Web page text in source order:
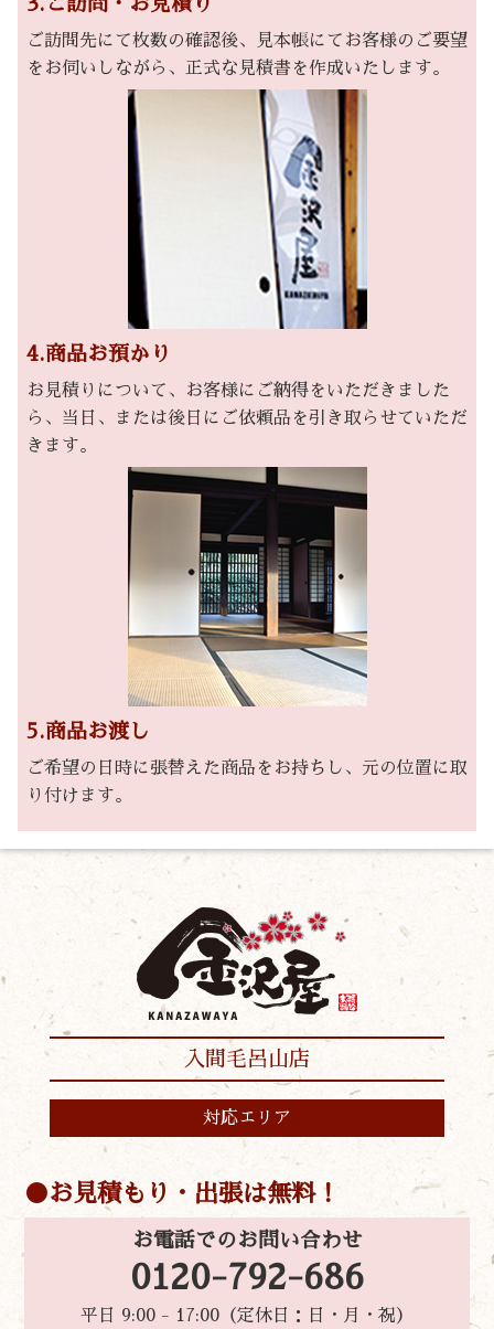
ご訪問先にて枚数の確認後、見本帳にてお客様のご要望
をお伺いしながら、正式な見積書を作成いたします。
4.商品お預かり
お見積りについて、お客様にご納得をいただきました
ら、当日、または後日にご依頼品を引き取らせていただ
きます。
5.商品お渡し
ご希望の日時に張替えた商品をお持ちし、元の位置に取
り付けます。
入間毛呂山店
対応エリア
お見積もり・出張は無料！
お電話でのお問い合わせ
0120-792-686
平日 9:00 - 17:00（定休日：日・月・祝）